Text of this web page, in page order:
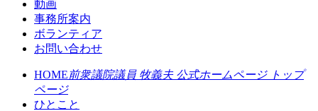
動画
事務所案内
ボランティア
お問い合わせ
HOME前衆議院議員 牧義夫 公式ホームページ トップ
ページ
ひとこと